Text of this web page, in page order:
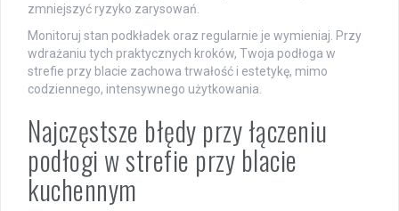
zmniejszyć ryzyko zarysowań.
Monitoruj stan podkładek oraz regularnie je wymieniaj. Przy
wdrażaniu tych praktycznych kroków, Twoja podłoga w
strefie przy blacie zachowa trwałość i estetykę, mimo
codziennego, intensywnego użytkowania.
Najczęstsze błędy przy łączeniu
podłogi w strefie przy blacie
kuchennym